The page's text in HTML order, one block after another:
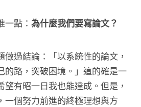
點： 為什麼我們要寫論文？
過結論：「以系統性的論文，
的路，突破困境。」這的確是一
有昭一日我也能達成。但是，
一個努力前進的終極理想與方